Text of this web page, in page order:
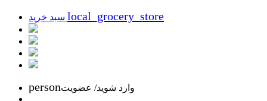
local_grocery_store
personوارد شوید/ عضویت